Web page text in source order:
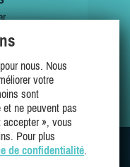
nous. Nous
votre
sont
ne peuvent pas
», vous
Pour plus
de confidentialité.